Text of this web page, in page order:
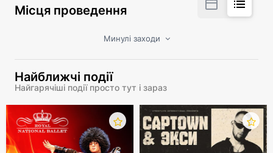
Міша Март
Місця проведення
Минулі заходи
Найближчі події
Найгарячіші події просто тут і зараз